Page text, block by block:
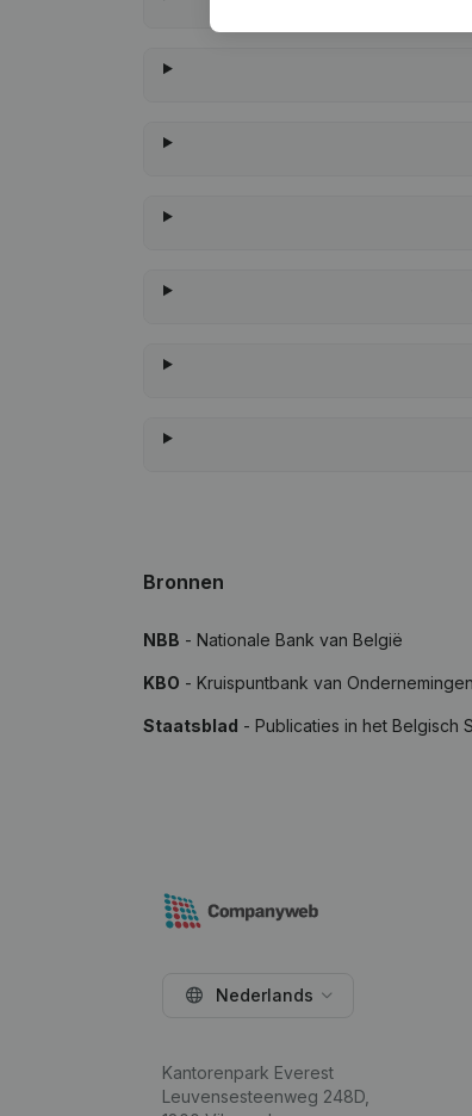
Bronnen
NBB - Nationale Bank van België
KBO - Kruispuntbank van Ondernemingen
Staatsblad - Publicaties in het Belgisch
Nederlands
Kantorenpark Everest
Leuvensesteenweg 248D,